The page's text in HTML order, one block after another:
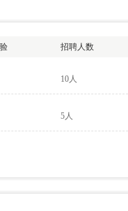
招聘人数
10人
5人